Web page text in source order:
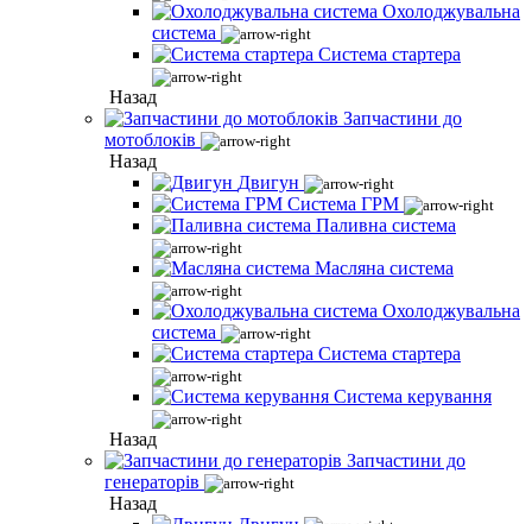
Охолоджувальна
система
Система стартера
Назад
Запчастини до
мотоблоків
Назад
Двигун
Система ГРМ
Паливна система
Масляна система
Охолоджувальна
система
Система стартера
Система керування
Назад
Запчастини до
генераторів
Назад